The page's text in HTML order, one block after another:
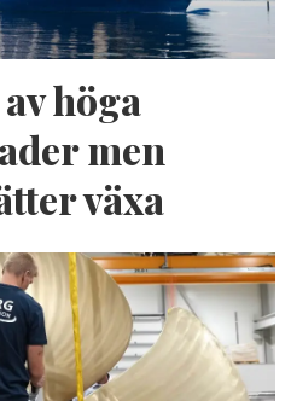
höga
men
växa